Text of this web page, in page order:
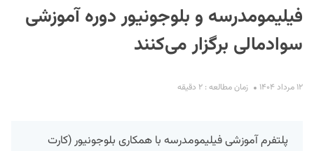
فیلیمومدرسه و بلوجونیور دوره آموزشی
سوادمالی برگزار می‌کنند
۱۲ مرداد ۱۴۰۴ زمان مطالعه : ۲ دقیقه
پلتفرم آموزشی فیلیمومدرسه با همکاری بلوجونیور (کارت